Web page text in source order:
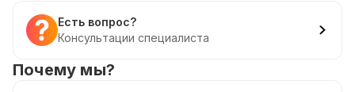
Есть вопрос?
Консультации специалиста
Почему мы?